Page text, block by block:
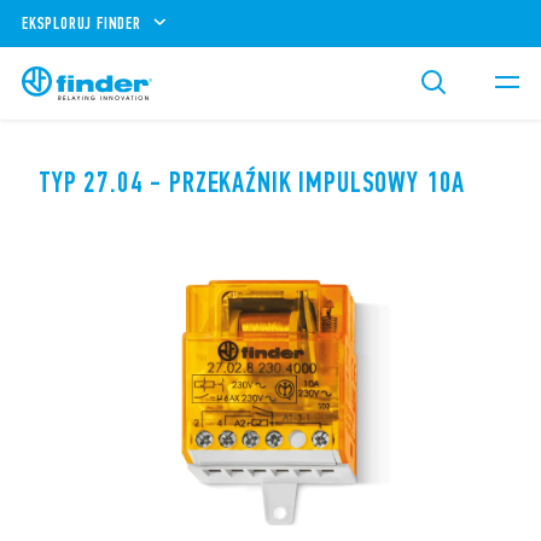
EKSPLORUJ FINDER
TYP 27.04 - PRZEKAŹNIK IMPULSOWY 10A